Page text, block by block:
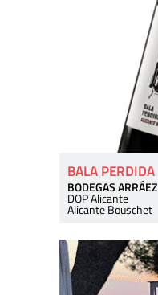
BALA PERDIDA
BODEGAS ARRÁEZ
DOP Alicante
Alicante Bouschet